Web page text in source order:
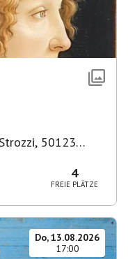
50123
4
FREIE PLÄTZE
Do, 13.08.2026
17:00